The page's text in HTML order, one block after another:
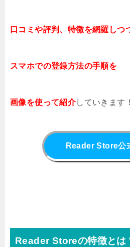
口コミや評判、 特徴を網羅しつ
スマホでの登録方法の手順を
画像を使って紹介していきます！
Reader Store公
Reader Storeの特徴とは